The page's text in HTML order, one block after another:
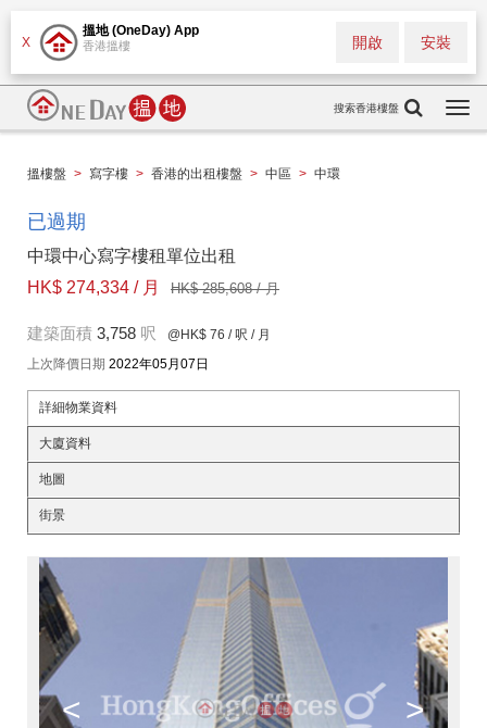
X
搵地 (OneDay) App
香港搵樓 安裝
開啟
搜索香港樓盤
搵樓盤 > 寫字樓 > 香港的出租樓盤 > 中區 > 中環
已過期
中環中心寫字樓租單位出租
HK$ 274,334 / 月
HK$ 285,608 / 月
建築面積 3,758 呎 @HK$ 76 / 呎 / 月
上次降價日期 2022年05月07日
詳細物業資料
大廈資料
地圖
街景
< >